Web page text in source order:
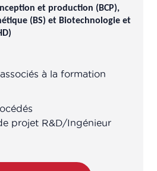
pharmaco-
industriel
marché
Access
et production (BCP),
(BS) et Biotechnologie et
à la formation
projet R&D/Ingénieur